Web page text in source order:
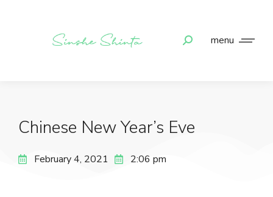
menu
Chinese New Year’s Eve
February 4, 2021 2:06 pm